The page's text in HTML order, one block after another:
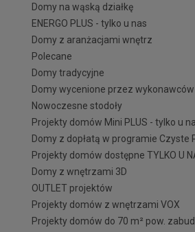
Domy na wąską działkę
ENERGO PLUS - tylko u nas
Domy z aranżacjami wnętrz
Polecane
Domy tradycyjne
Domy wycenione przez wykonawców
Nowoczesne stodoły
Projekty domów Mini PLUS - tylko u
Domy z dopłatą w programie Czyste
Projekty domów dostępne TYLKO U
Domy z wnętrzami 3D
OUTLET projektów
Projekty domów z wnętrzami VOX
Projekty domów do 70 m² pow.